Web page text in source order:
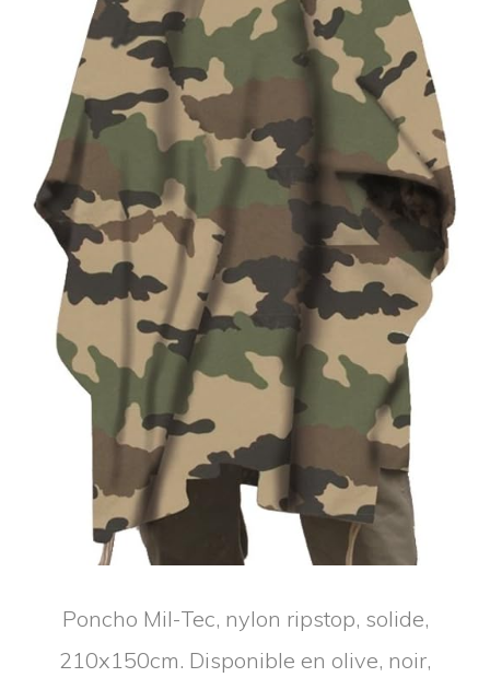
Poncho Mil-Tec, nylon ripstop, solide,
210x150cm. Disponible en olive, noir,